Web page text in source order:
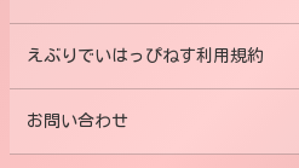
えぶりでいはっぴねす利用規約
お問い合わせ